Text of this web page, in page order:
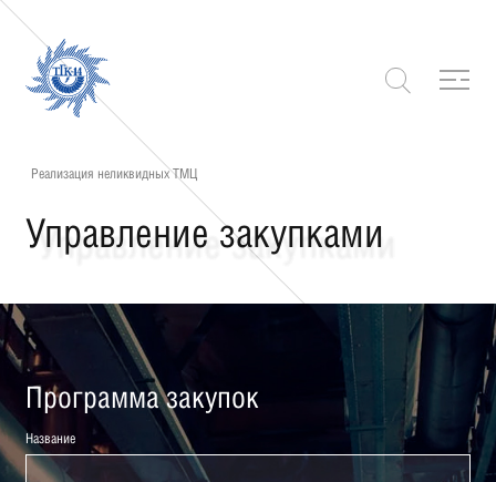
Реализация неликвидных ТМЦ
Управление закупками
Программа закупок
Название